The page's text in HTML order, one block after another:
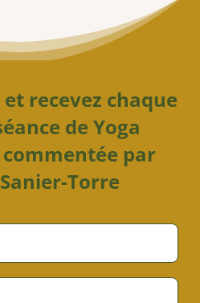
recevez chaque
de Yoga
par
Torre